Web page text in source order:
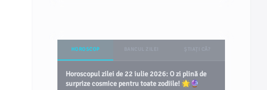
HOROSCOP
Horoscopul zilei de 22 iulie 2026: O zi plină de
surprize cosmice pentru toate zodiile! 🌟🔮